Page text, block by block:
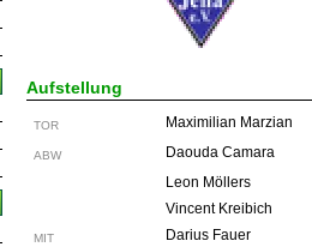
Aufstellung
TOR Maximilian Marzian
ABW
Daouda Camara
Leon Möllers
Vincent Kreibich
MIT
Darius Fauer